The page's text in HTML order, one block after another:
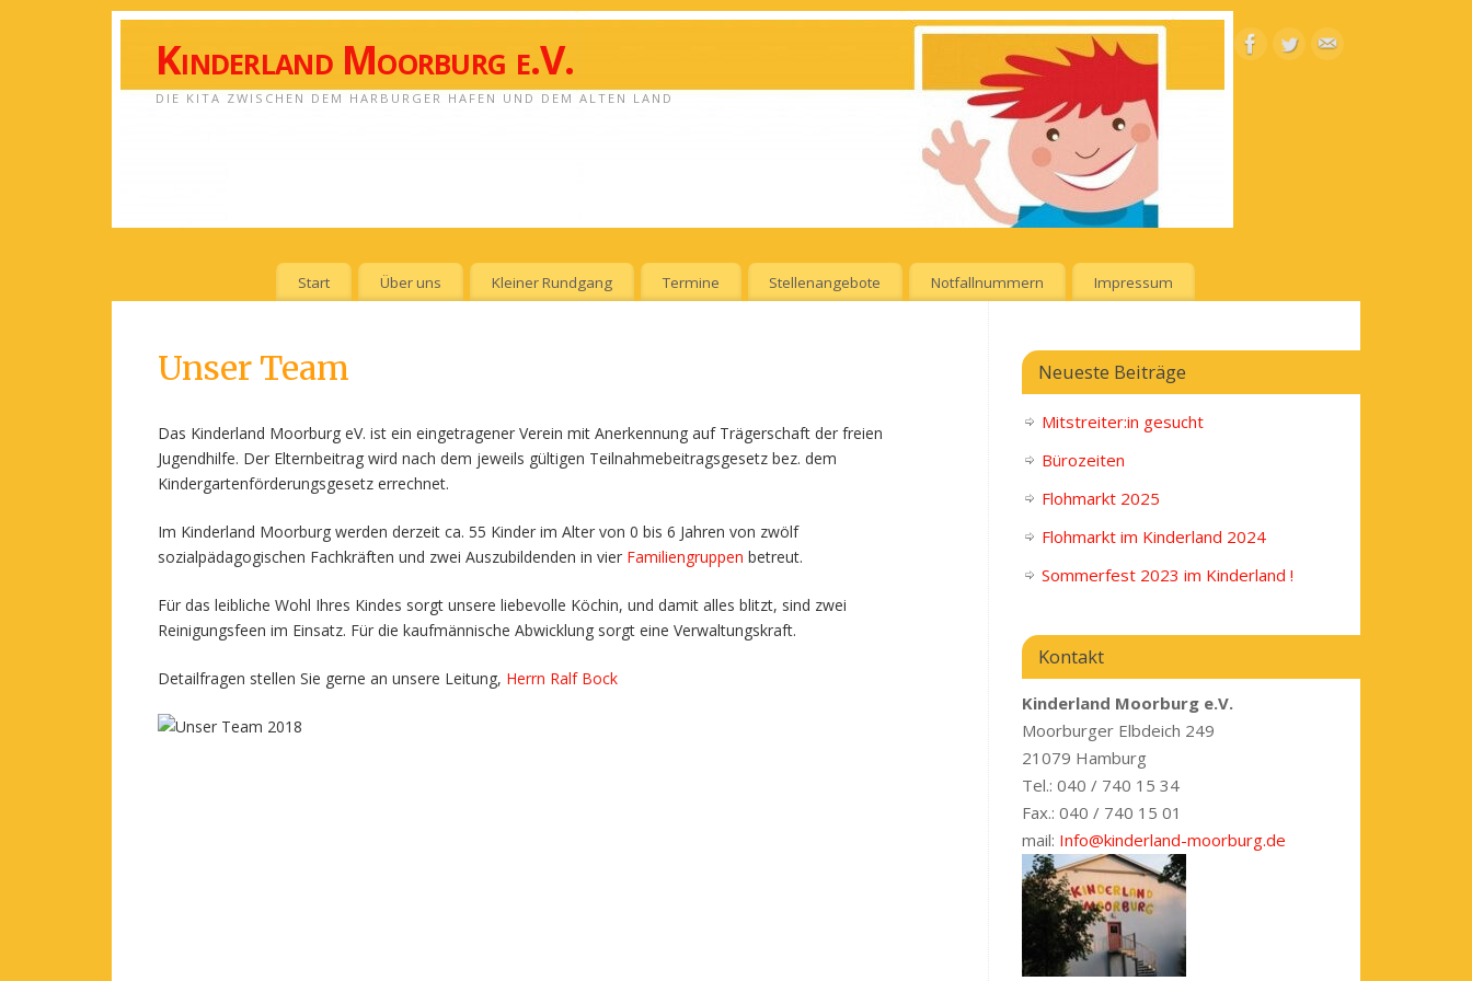
Kinderland Moorburg e.V.
DIE KITA ZWISCHEN DEM HARBURGER HAFEN UND DEM ALTEN LAND
Start Über uns Kleiner Rundgang Termine Stellenangebote Notfallnummern Impressum
Unser Team
Das Kinderland Moorburg eV. ist ein eingetragener Verein mit Anerkennung auf Trägerschaft der freien
Jugendhilfe. Der Elternbeitrag wird nach dem jeweils gültigen Teilnahmebeitragsgesetz bez. dem
Kindergartenförderungsgesetz errechnet.
Im Kinderland Moorburg werden derzeit ca. 55 Kinder im Alter von 0 bis 6 Jahren von zwölf
sozialpädagogischen Fachkräften und zwei Auszubildenden in vier Familiengruppen betreut.
Für das leibliche Wohl Ihres Kindes sorgt unsere liebevolle Köchin, und damit alles blitzt, sind zwei
Reinigungsfeen im Einsatz. Für die kaufmännische Abwicklung sorgt eine Verwaltungskraft.
Detailfragen stellen Sie gerne an unsere Leitung, Herrn Ralf Bock
Neueste Beiträge
Mitstreiter:in gesucht
Bürozeiten
Flohmarkt 2025
Flohmarkt im Kinderland 2024
Sommerfest 2023 im Kinderland !
Kontakt
Kinderland Moorburg e.V.
Moorburger Elbdeich 249
21079 Hamburg
Tel.: 040 / 740 15 34
Fax.: 040 / 740 15 01
mail: Info@kinderland-moorburg.de